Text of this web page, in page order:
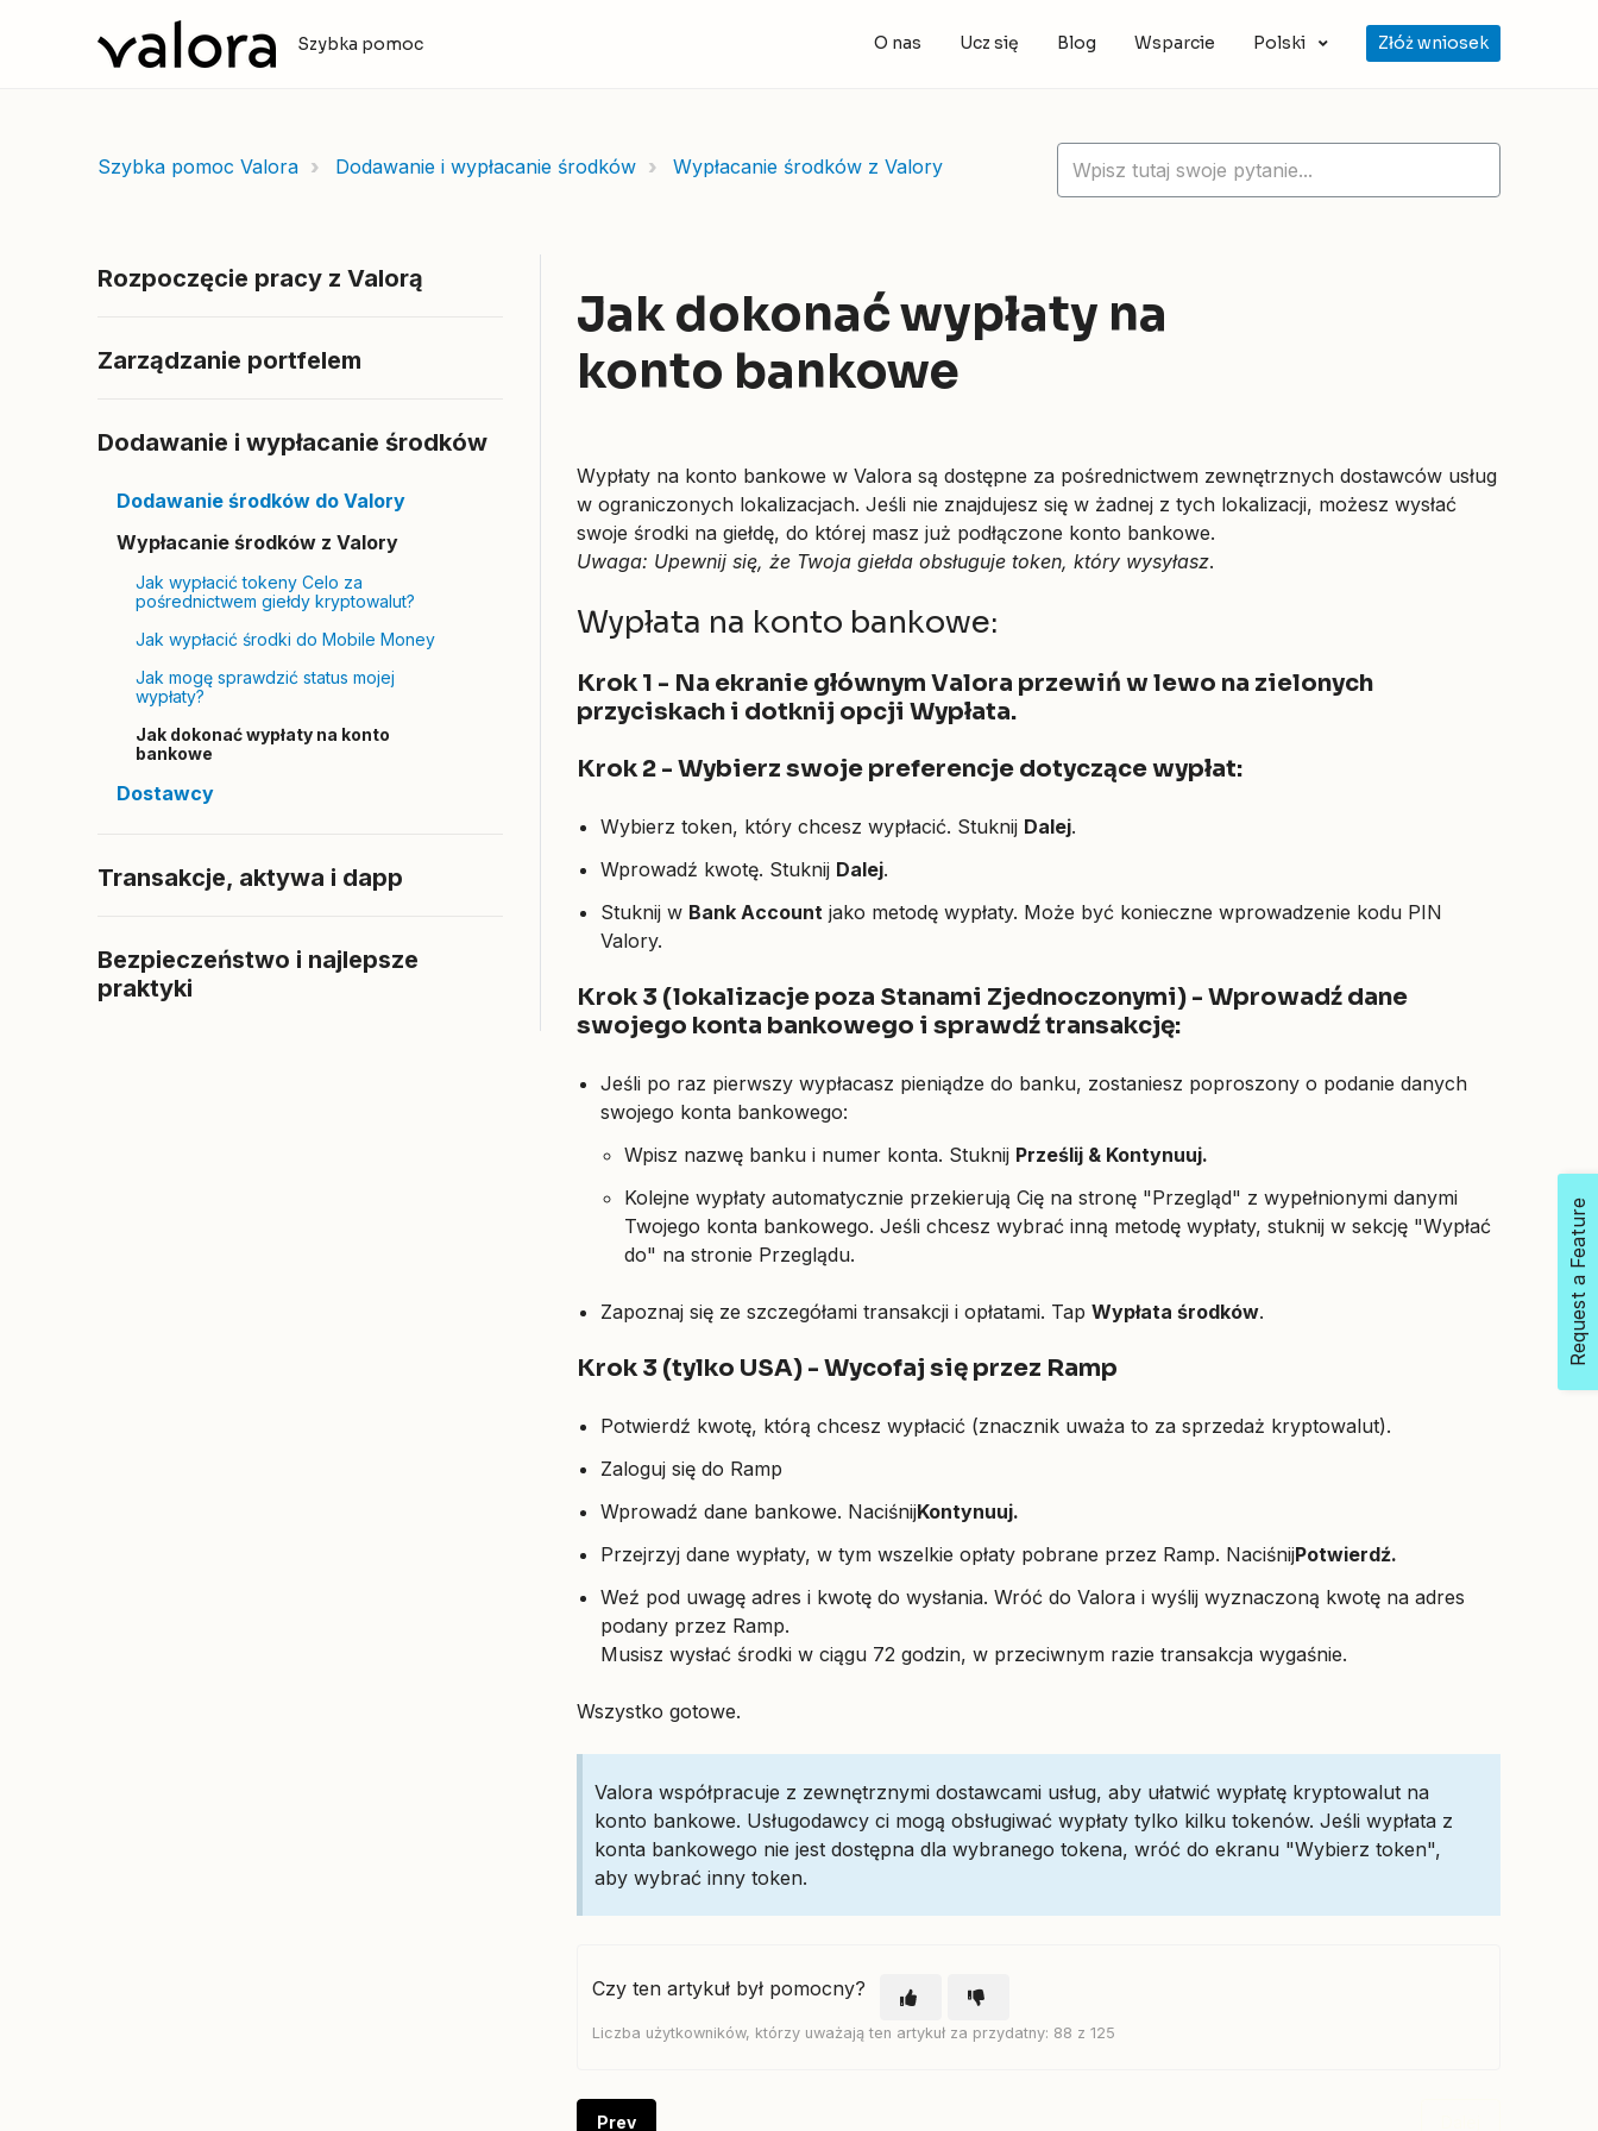
Szybka pomoc O nas Ucz się Blog Wsparcie Polski Złóż wniosek
Szybka pomoc Valora Dodawanie i wypłacanie środków Wypłacanie środków z Valory
Rozpoczęcie pracy z Valorą
Zarządzanie portfelem
Dodawanie i wypłacanie środków
Dodawanie środków do Valory
Wypłacanie środków z Valory
Jak wypłacić tokeny Celo za
pośrednictwem giełdy kryptowalut?
Jak wypłacić środki do Mobile Money
Jak mogę sprawdzić status mojej
wypłaty?
Jak dokonać wypłaty na konto
bankowe
Dostawcy
Transakcje, aktywa i dapp
Bezpieczeństwo i najlepsze
praktyki
Jak dokonać wypłaty na
konto bankowe
Wypłaty na konto bankowe w Valora są dostępne za pośrednictwem zewnętrznych dostawców usług
w ograniczonych lokalizacjach. Jeśli nie znajdujesz się w żadnej z tych lokalizacji, możesz wysłać
swoje środki na giełdę, do której masz już podłączone konto bankowe.
Uwaga: Upewnij się, że Twoja giełda obsługuje token, który wysyłasz.
Wypłata na konto bankowe:
Krok 1 - Na ekranie głównym Valora przewiń w lewo na zielonych
przyciskach i dotknij opcji Wypłata.
Krok 2 - Wybierz swoje preferencje dotyczące wypłat:
Wybierz token, który chcesz wypłacić. Stuknij Dalej.
Wprowadź kwotę. Stuknij Dalej.
Stuknij w Bank Account jako metodę wypłaty. Może być konieczne wprowadzenie kodu PIN
Valory.
Krok 3 (lokalizacje poza Stanami Zjednoczonymi) - Wprowadź dane
swojego konta bankowego i sprawdź transakcję:
Jeśli po raz pierwszy wypłacasz pieniądze do banku, zostaniesz poproszony o podanie danych
swojego konta bankowego:
Wpisz nazwę banku i numer konta. Stuknij Prześlij & Kontynuuj.
Kolejne wypłaty automatycznie przekierują Cię na stronę "Przegląd" z wypełnionymi danymi
Twojego konta bankowego. Jeśli chcesz wybrać inną metodę wypłaty, stuknij w sekcję "Wypłać
do" na stronie Przeglądu.
Zapoznaj się ze szczegółami transakcji i opłatami. TapWypłata środków.
Krok 3 (tylko USA) - Wycofaj się przez Ramp
Potwierdź kwotę, którą chcesz wypłacić (znacznik uważa to za sprzedaż kryptowalut).
Zaloguj się do Ramp
Wprowadź dane bankowe. NaciśnijKontynuuj.
Przejrzyj dane wypłaty, w tym wszelkie opłaty pobrane przez Ramp. NaciśnijPotwierdź.
Weź pod uwagę adres i kwotę do wysłania. Wróć do Valora i wyślij wyznaczoną kwotę na adres
podany przez Ramp.
Musisz wysłać środki w ciągu 72 godzin, w przeciwnym razie transakcja wygaśnie.
Wszystko gotowe.
Valora współpracuje z zewnętrznymi dostawcami usług, aby ułatwić wypłatę kryptowalut na
konto bankowe. Usługodawcy ci mogą obsługiwać wypłaty tylko kilku tokenów. Jeśli wypłata z
konta bankowego nie jest dostępna dla wybranego tokena, wróć do ekranu "Wybierz token",
aby wybrać inny token.
Czy ten artykuł był pomocny?
Liczba użytkowników, którzy uważają ten artykuł za przydatny: 88 z 125
Prev
Request a Feature